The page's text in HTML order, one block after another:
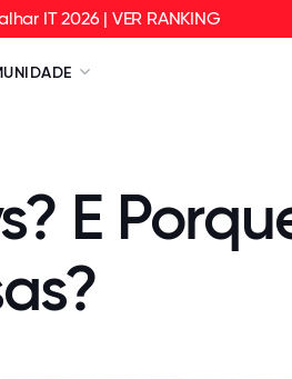
IT 2026 | VER RANKING
E